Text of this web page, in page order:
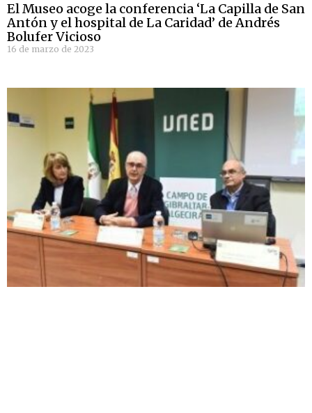
El Museo acoge la conferencia ‘La Capilla de San
Antón y el hospital de La Caridad’ de Andrés
Bolufer Vicioso
16 de marzo de 2023